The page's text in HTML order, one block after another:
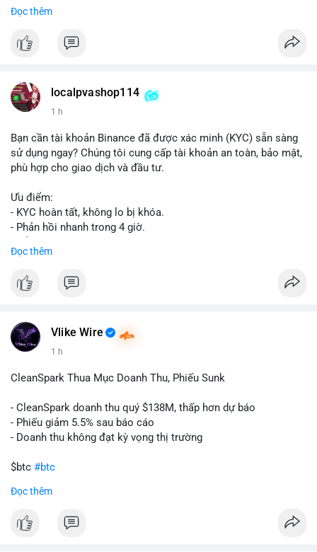
📞 WhatsApp: +1 660 215-8938
📧 Email: localpvashop@gmail.com
của bạn!
Đọc thêm
localpvashop114
1 h
Bạn cần tài khoản Binance đã được xác minh (KYC) sẵn sàng
sử dụng ngay? Chúng tôi cung cấp tài khoản an toàn, bảo mật,
phù hợp cho giao dịch và đầu tư.
Ưu điểm:
- KYC hoàn tất, không lo bị khóa.
- Phản hồi nhanh trong 4 giờ.
📞 WhatsApp: +1 660 215-8938
Đọc thêm
Vlike Wire
1 h
CleanSpark Thua Mục Doanh Thu, Phiếu Sunk
- CleanSpark doanh thu quý $138M, thấp hơn dự báo
- Phiếu giảm 5.5% sau báo cáo
- Doanh thu không đạt kỳ vọng thị trường
$btc #btc
#vlikevn
📰 Nguồn: Cointelegraph
Đọc thêm